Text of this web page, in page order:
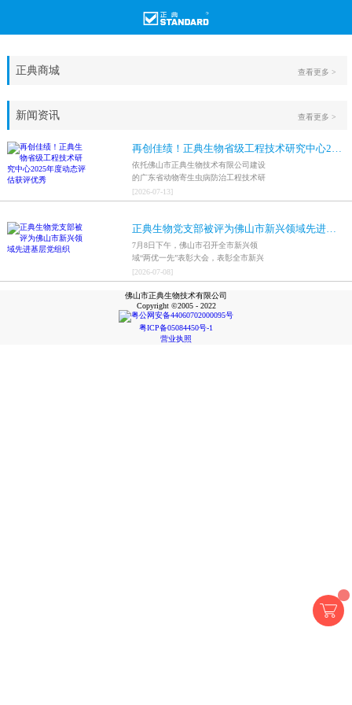
正典商城 查看更多 >
新闻资讯
再创佳绩！正典生物省级工程技术研究中心2025年度动态评估获评优秀
依托佛山市正典生物技术有限公司建设
的广东省动物寄生虫病防治工程技术研
究中心，在全省参评科研平台中综合表
现突出，成功获评最高评价等级“优
[2026-07-13]
正典生物党支部被评为佛山市新兴领域先进基层党组织
7月8日下午，佛山市召开全市新兴领
域“两优一先”表彰大会，表彰全市新兴
领域优秀共产党员、优秀党务工作者和
先进基层党组织，中共佛山市正典生物
技术有限公司支部委员会被评为佛山市
新兴领域先进基层党组织。
[2026-07-08]
查看更多 >
佛山市正典生物技术有限公司
Copyright ©2005 - 2022
粤公网安备44060702000095号
粤ICP备05084450号-1
营业执照